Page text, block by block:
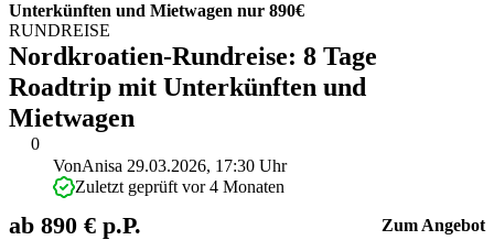
Unterkünften und Mietwagen nur 890€
0
RUNDREISE
Nordkroatien-Rundreise: 8 Tage
Roadtrip mit Unterkünften und
Mietwagen
VonAnisa 29.03.2026, 17:30 Uhr
Zuletzt geprüft vor 4 Monaten
ab 890 € p.P. Zum Angebot